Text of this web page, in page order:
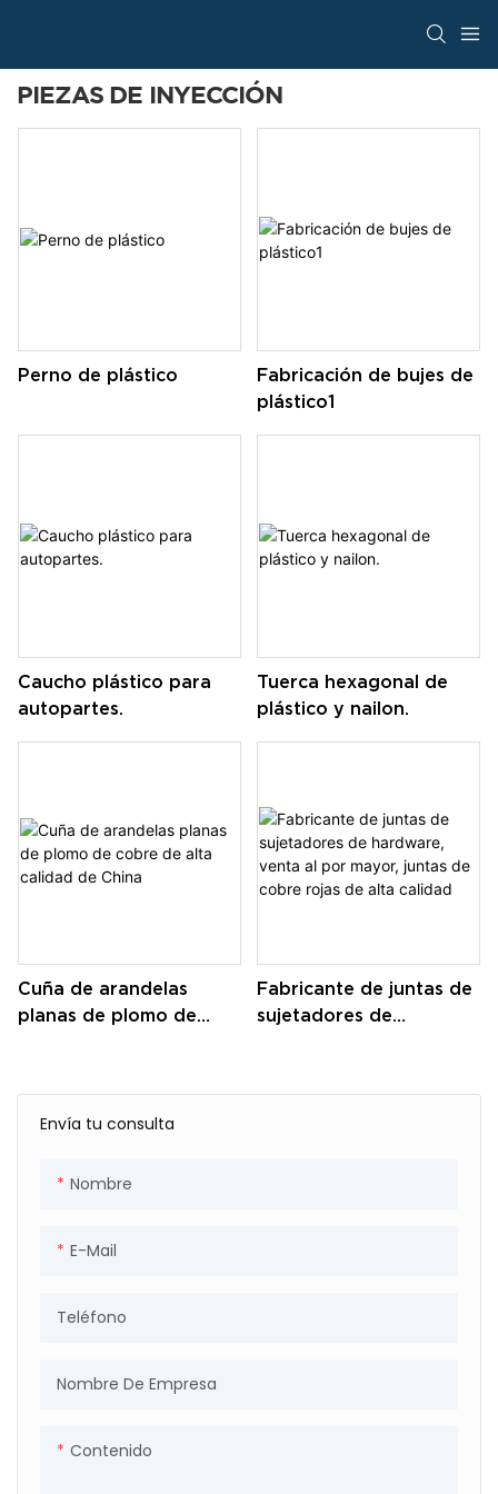
PIEZAS DE INYECCIÓN
Envía tu consulta
Nombre
E-Mail
Teléfono
Nombre De Empresa
Contenido
Perno de plástico
Fabricación de bujes de
plástico1
Caucho plástico para
autopartes.
Tuerca hexagonal de
plástico y nailon.
Cuña de arandelas
planas de plomo de
Fabricante de juntas de
sujetadores de
rojas de alta calidad